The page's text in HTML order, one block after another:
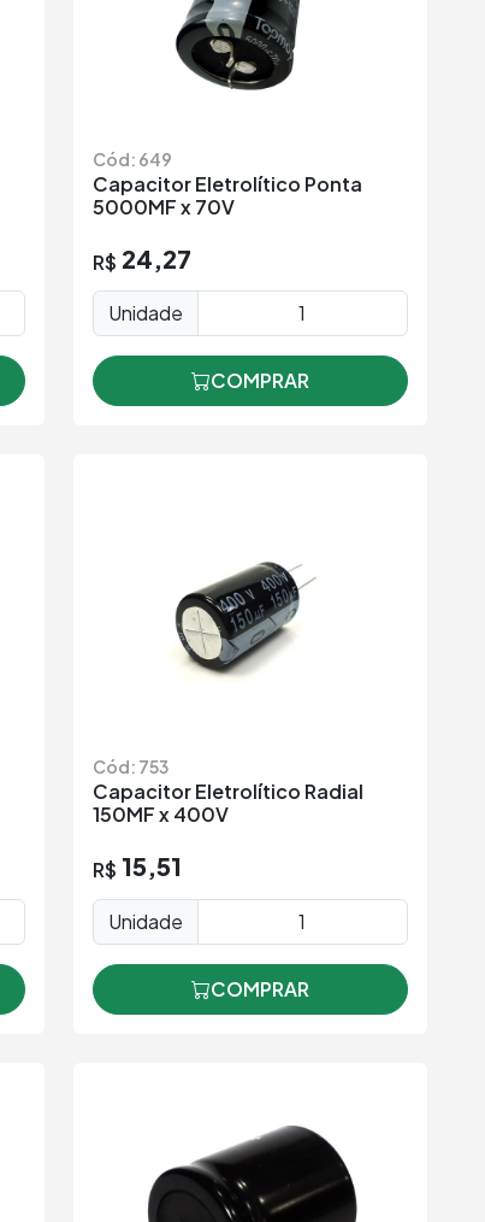
Cód: 649
Capacitor Eletrolítico Ponta
5000MF x 70V
R$ 24,27
Unidade
COMPRAR
Cód: 753
Capacitor Eletrolítico Radial
150MF x 400V
R$ 15,51
Unidade
COMPRAR